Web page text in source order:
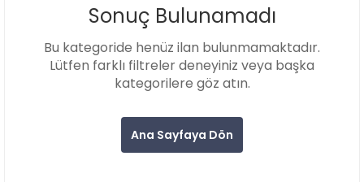
Sonuç Bulunamadı
Bu kategoride henüz ilan bulunmamaktadır.
Lütfen farklı filtreler deneyiniz veya başka
kategorilere göz atın.
Ana Sayfaya Dön